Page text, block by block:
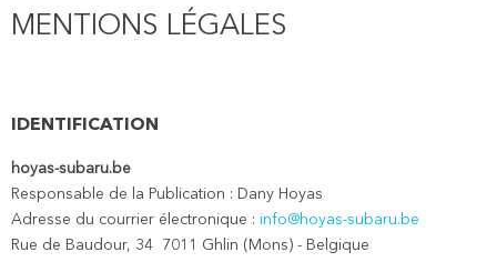
MENTIONS LÉGALES
IDENTIFICATION
hoyas-subaru.be
Responsable de la Publication : Dany Hoyas
Adresse du courrier électronique : info@hoyas-subaru.be
Rue de Baudour, 34 7011 Ghlin (Mons) - Belgique